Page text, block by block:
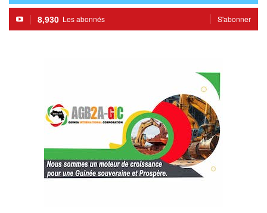
8,930 Les abonnés S'abonner